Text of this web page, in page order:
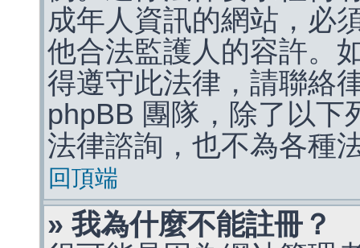
成年人資訊的網站，必
他合法監護人的容許。
得遵守此法律，請聯絡
phpBB 團隊，除了以下
法律諮詢，也不為各種
回頂端
» 我為什麼不能註冊？